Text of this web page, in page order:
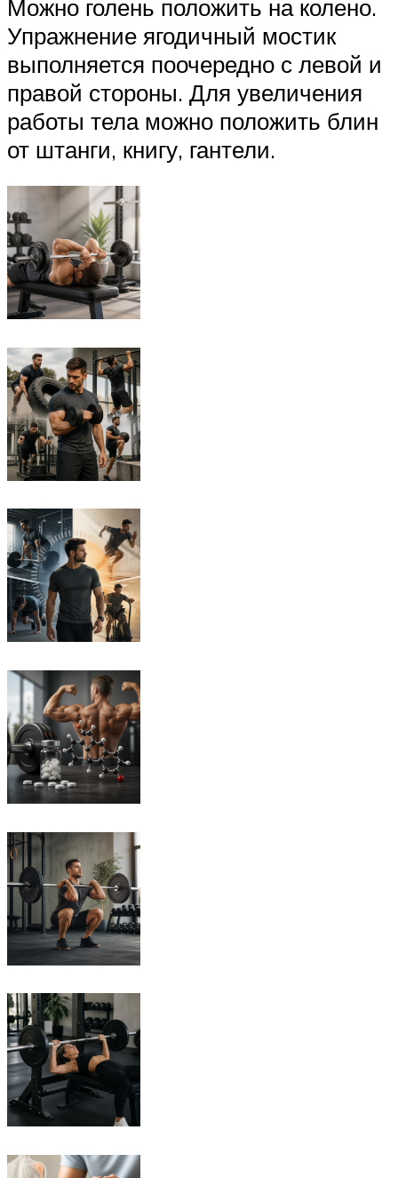
Можно голень положить на колено.
Упражнение ягодичный мостик
выполняется поочередно с левой и
правой стороны. Для увеличения
работы тела можно положить блин
от штанги, книгу, гантели.